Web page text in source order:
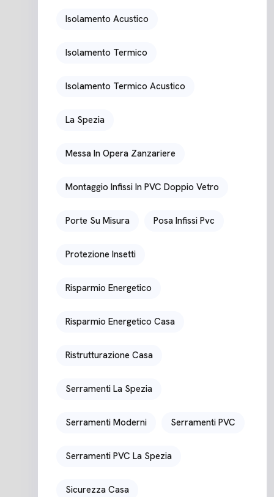
Isolamento Acustico
Isolamento Termico
Isolamento Termico Acustico
La Spezia
Messa In Opera Zanzariere
Montaggio Infissi In PVC Doppio Vetro
Porte Su Misura Posa Infissi Pvc
Protezione Insetti
Risparmio Energetico
Risparmio Energetico Casa
Ristrutturazione Casa
Serramenti La Spezia
Serramenti Moderni Serramenti PVC
Serramenti PVC La Spezia
Sicurezza Casa